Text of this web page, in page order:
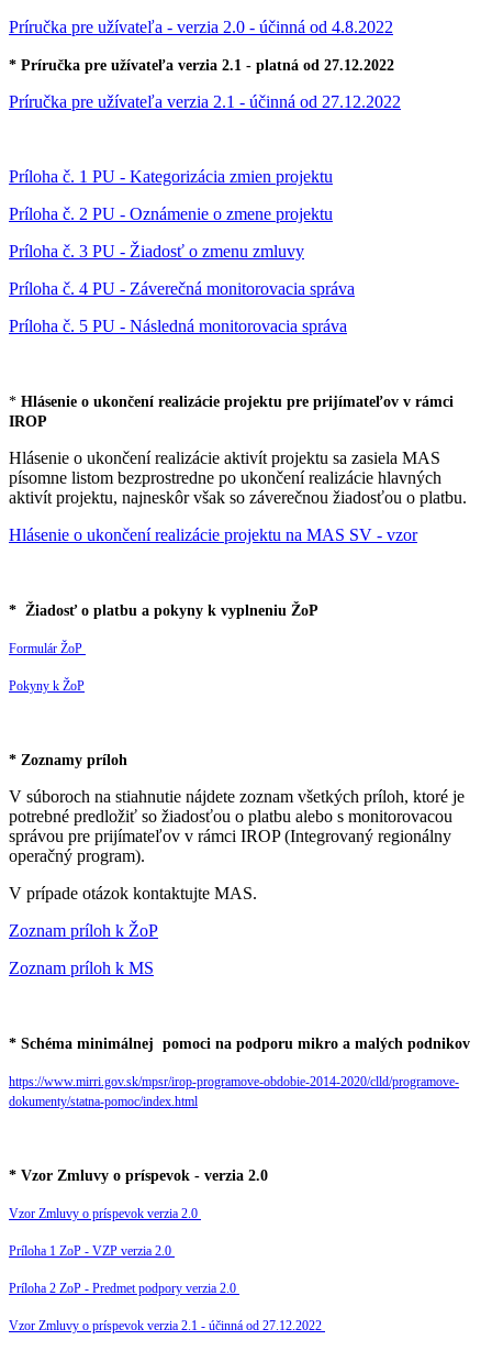
Príručka pre užívateľa - verzia 2.0 - účinná od 4.8.2022
* Príručka pre užívateľa verzia 2.1 - platná od 27.12.2022
Príručka pre užívateľa verzia 2.1 - účinná od 27.12.2022
Príloha č. 1 PU - Kategorizácia zmien projektu
Príloha č. 2 PU - Oznámenie o zmene projektu
Príloha č. 3 PU - Žiadosť o zmenu zmluvy
Príloha č. 4 PU - Záverečná monitorovacia správa
Príloha č. 5 PU - Následná monitorovacia správa
* Hlásenie o ukončení realizácie projektu pre prijímateľov v rámci
IROP
Hlásenie o ukončení realizácie aktivít projektu sa zasiela MAS
písomne listom bezprostredne po ukončení realizácie hlavných
aktivít projektu, najneskôr však so záverečnou žiadosťou o platbu.
Hlásenie o ukončení realizácie projektu na MAS SV - vzor
* Žiadosť o platbu a pokyny k vyplneniu ŽoP
Formulár ŽoP
Pokyny k ŽoP
* Zoznamy príloh
V súboroch na stiahnutie nájdete zoznam všetkých príloh, ktoré je
potrebné predložiť so žiadosťou o platbu alebo s monitorovacou
správou pre prijímateľov v rámci IROP (Integrovaný regionálny
operačný program).
V prípade otázok kontaktujte MAS.
Zoznam príloh k ŽoP
Zoznam príloh k MS
* Schéma minimálnej pomoci na podporu mikro a malých podnikov
https://www.mirri.gov.sk/mpsr/irop-programove-obdobie-2014-2020/clld/programove-
dokumenty/statna-pomoc/index.html
* Vzor Zmluvy o príspevok - verzia 2.0
Vzor Zmluvy o príspevok verzia 2.0
Príloha 1 ZoP - VZP verzia 2.0
Príloha 2 ZoP - Predmet podpory verzia 2.0
Vzor Zmluvy o príspevok verzia 2.1 - účinná od 27.12.2022